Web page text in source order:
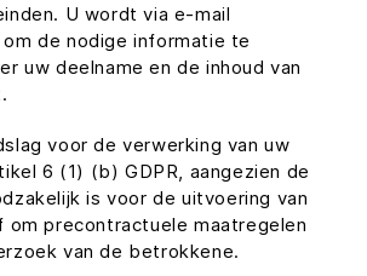
U wordt via e-mail
de nodige informatie te
uw deelname en de inhoud van
voor de verwerking van uw
6 (1) (b) GDPR, aangezien de
is voor de uitvoering van
om precontractuele maatregelen
van de betrokkene.